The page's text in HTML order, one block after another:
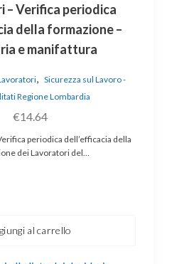
– Verifica periodica
della formazione –
e manifattura
, Sicurezza sul Lavoro -
Regione Lombardia
€14.64
periodica dell’efficacia della
dei Lavoratori del…
al carrello